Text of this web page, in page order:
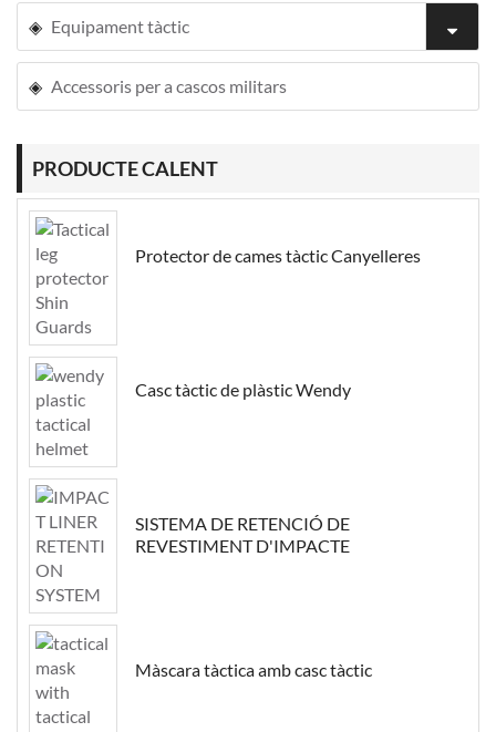
Equipament tàctic
Accessoris per a cascos militars
PRODUCTE CALENT
Protector de cames tàctic Canyelleres
Casc tàctic de plàstic Wendy
SISTEMA DE RETENCIÓ DE
REVESTIMENT D'IMPACTE
Màscara tàctica amb casc tàctic